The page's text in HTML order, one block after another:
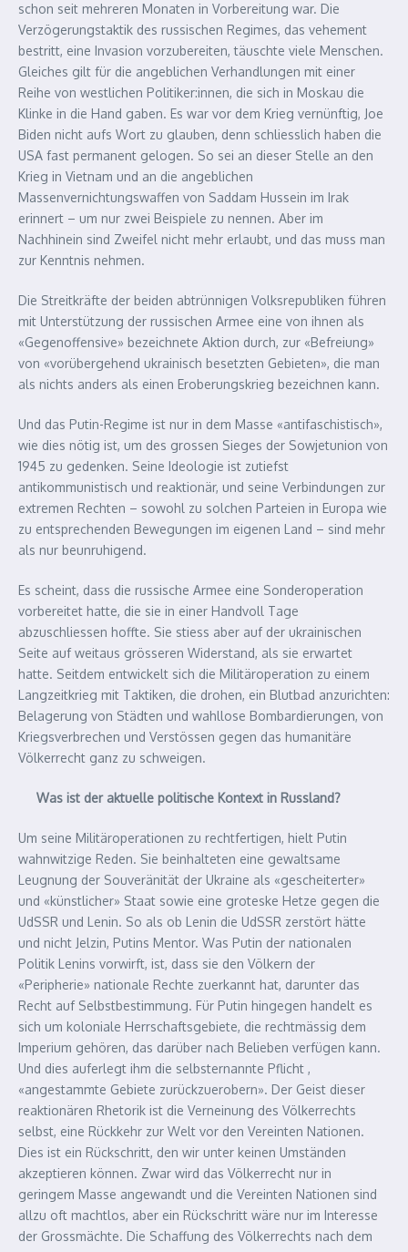
schon seit mehreren Monaten in Vorbereitung war. Die
Verzögerungstaktik des russischen Regimes, das vehement
bestritt, eine Invasion vorzubereiten, täuschte viele Menschen.
Gleiches gilt für die angeblichen Verhandlungen mit einer
Reihe von westlichen Politiker:innen, die sich in Moskau die
Klinke in die Hand gaben. Es war vor dem Krieg vernünftig, Joe
Biden nicht aufs Wort zu glauben, denn schliesslich haben die
USA fast permanent gelogen. So sei an dieser Stelle an den
Krieg in Vietnam und an die angeblichen
Massenvernichtungswaffen von Saddam Hussein im Irak
erinnert – um nur zwei Beispiele zu nennen. Aber im
Nachhinein sind Zweifel nicht mehr erlaubt, und das muss man
zur Kenntnis nehmen.
Die Streitkräfte der beiden abtrünnigen Volksrepubliken führen
mit Unterstützung der russischen Armee eine von ihnen als
«Gegenoffensive» bezeichnete Aktion durch, zur «Befreiung»
von «vorübergehend ukrainisch besetzten Gebieten», die man
als nichts anders als einen Eroberungskrieg bezeichnen kann.
Und das Putin-Regime ist nur in dem Masse «antifaschistisch»,
wie dies nötig ist, um des grossen Sieges der Sowjetunion von
1945 zu gedenken. Seine Ideologie ist zutiefst
antikommunistisch und reaktionär, und seine Verbindungen zur
extremen Rechten – sowohl zu solchen Parteien in Europa wie
zu entsprechenden Bewegungen im eigenen Land – sind mehr
als nur beunruhigend.
Es scheint, dass die russische Armee eine Sonderoperation
vorbereitet hatte, die sie in einer Handvoll Tage
abzuschliessen hoffte. Sie stiess aber auf der ukrainischen
Seite auf weitaus grösseren Widerstand, als sie erwartet
hatte. Seitdem entwickelt sich die Militäroperation zu einem
Langzeitkrieg mit Taktiken, die drohen, ein Blutbad anzurichten:
Belagerung von Städten und wahllose Bombardierungen, von
Kriegsverbrechen und Verstössen gegen das humanitäre
Völkerrecht ganz zu schweigen.
Was ist der aktuelle politische Kontext in Russland?
Um seine Militäroperationen zu rechtfertigen, hielt Putin
wahnwitzige Reden. Sie beinhalteten eine gewaltsame
Leugnung der Souveränität der Ukraine als «gescheiterter»
und «künstlicher» Staat sowie eine groteske Hetze gegen die
UdSSR und Lenin. So als ob Lenin die UdSSR zerstört hätte
und nicht Jelzin, Putins Mentor. Was Putin der nationalen
Politik Lenins vorwirft, ist, dass sie den Völkern der
«Peripherie» nationale Rechte zuerkannt hat, darunter das
Recht auf Selbstbestimmung. Für Putin hingegen handelt es
sich um koloniale Herrschaftsgebiete, die rechtmässig dem
Imperium gehören, das darüber nach Belieben verfügen kann.
Und dies auferlegt ihm die selbsternannte Pflicht ,
«angestammte Gebiete zurückzuerobern». Der Geist dieser
reaktionären Rhetorik ist die Verneinung des Völkerrechts
selbst, eine Rückkehr zur Welt vor den Vereinten Nationen.
Dies ist ein Rückschritt, den wir unter keinen Umständen
akzeptieren können. Zwar wird das Völkerrecht nur in
geringem Masse angewandt und die Vereinten Nationen sind
allzu oft machtlos, aber ein Rückschritt wäre nur im Interesse
der Grossmächte. Die Schaffung des Völkerrechts nach dem